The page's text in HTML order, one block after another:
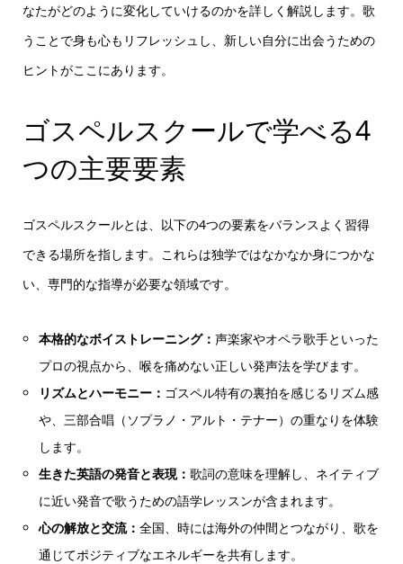
なたがどのように変化していけるのかを詳しく解説します。歌
うことで身も心もリフレッシュし、新しい自分に出会うための
ヒントがここにあります。
ゴスペルスクールで学べる4
つの主要要素
ゴスペルスクールとは、以下の4つの要素をバランスよく習得
できる場所を指します。これらは独学ではなかなか身につかな
い、専門的な指導が必要な領域です。
本格的なボイストレーニング：声楽家やオペラ歌手といった
プロの視点から、喉を痛めない正しい発声法を学びます。
リズムとハーモニー： ゴスペル特有の裏拍を感じるリズム感
や、三部合唱（ソプラノ・アルト・テナー）の重なりを体験
します。
生きた英語の発音と表現：歌詞の意味を理解し、ネイティブ
に近い発音で歌うための語学レッスンが含まれます。
心の解放と交流：全国、時には海外の仲間とつながり、歌を
通じてポジティブなエネルギーを共有します。